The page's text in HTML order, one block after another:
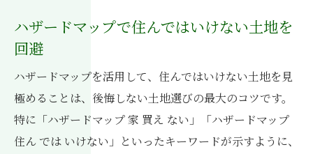
ハザードマップで住んではいけない土地を
回避
ハザードマップを活用して、住んではいけない土地を見
極めることは、後悔しない土地選びの最大のコツです。
特に「ハザードマップ 家 買え ない」「ハザードマップ
住ん では いけない」といったキーワードが示すように、